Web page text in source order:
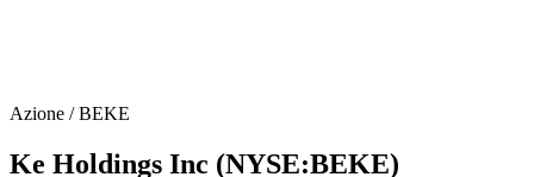
Azione / BEKE
Ke Holdings Inc (NYSE:BEKE)